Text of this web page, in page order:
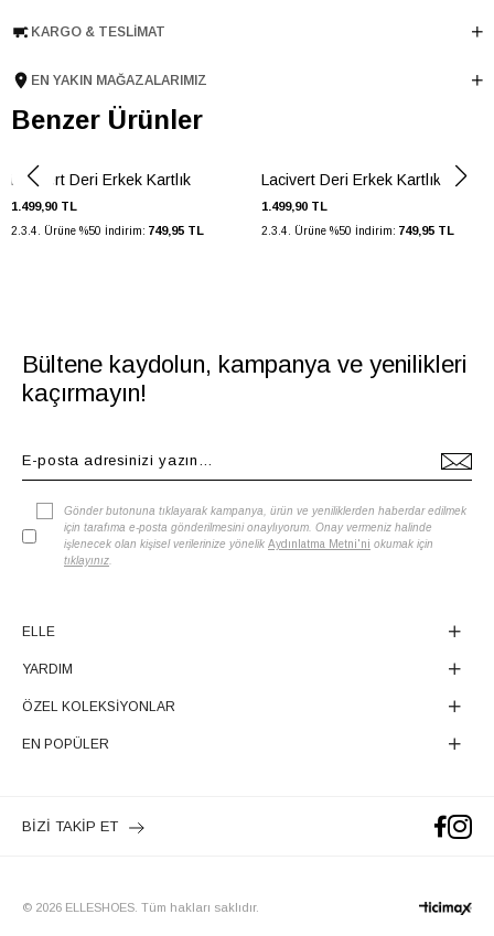
Menşei TURKIYE
Ürün Grubu
KARTLIK
KARGO & TESLIMAT
EN YAKIN MAĞAZALARIMIZ
Benzer Ürünler
Lacivert Deri Erkek Kartlık
1.499,90 TL
2.3.4. Ürüne %50 İndirim: 749,95 TL
Lacivert Deri Erkek Kartlık
1.499,90 TL
2.3.4. Ürüne %50 İndirim: 749,95 TL
Bültene kaydolun, kampanya ve yenilikleri
kaçırmayın!
Gönder butonuna tıklayarak kampanya, ürün ve yeniliklerden haberdar edilmek
için tarafıma e-posta gönderilmesini onaylıyorum. Onay vermeniz halinde
işlenecek olan kişisel verilerinize yönelik Aydınlatma Metni'ni okumak için
tıklayınız
ELLE
YARDIM
ÖZEL KOLEKSİYONLAR
EN POPÜLER
BİZİ TAKİP ET
© 2026 ELLESHOES. Tüm hakları saklıdır.